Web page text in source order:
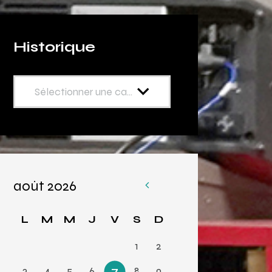
Historique
août 2026
L M M J V S D
1
2
«